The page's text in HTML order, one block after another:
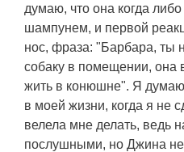
думаю, что она когда
шампунем, и первой
нос, фраза: "Барбара, ты
собаку в помещении, она
жить в конюшне". Я
в моей жизни, когда я не
велела мне делать, ведь
послушными, но Джина